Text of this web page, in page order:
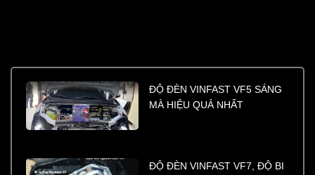
ĐỘ ĐÈN VINFAST VF5 SÁNG
MÀ HIỆU QUẢ NHẤT
ĐỘ ĐÈN VINFAST VF7, ĐỘ BI